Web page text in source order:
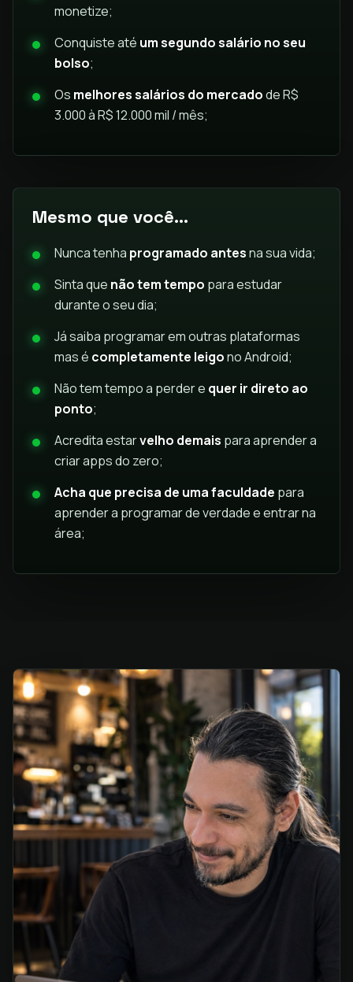
monetize;
Conquiste até um segundo salário no seu
bolso;
Os melhores salários do mercadode R$
3.000 à R$ 12.000 mil / mês;
Mesmo que você...
Nunca tenha programado antesna sua vida;
Sinta que não tem tempo para estudar
durante o seu dia;
Já saiba programar em outras plataformas
mas é completamente leigono Android;
Não tem tempo a perder e quer ir direto ao
ponto;
Acredita estarvelho demais para aprender a
criar apps do zero;
Acha que precisa de uma faculdade para
aprender a programar de verdade e entrar na
área;